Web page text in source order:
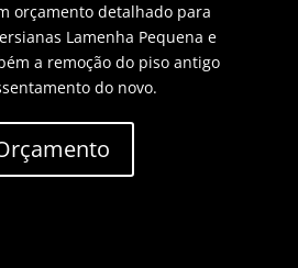
orçamento detalhado para
Lamenha Pequena e
a remoção do piso antigo
do novo.